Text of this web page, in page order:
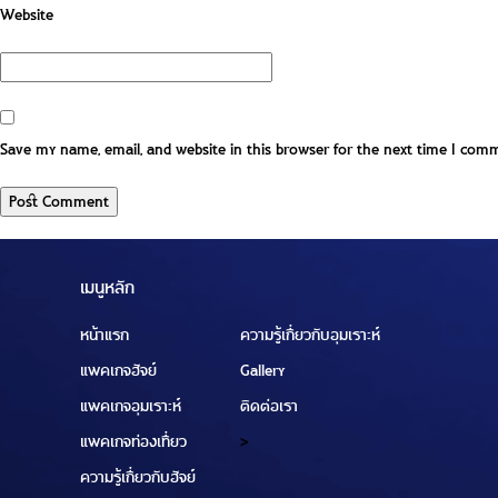
Website
Save my name, email, and website in this browser for the next time I
เมนูหลัก
หน้าแรก
แพคเกจฮัจย์
แพคเกจอุมเราะห์
แพคเกจท่องเที่ยว
ความรู้เกี่ยวกับฮัจย์
ความรู้เกี่ยวกับอุมเราะห์
Gallery
ติดต่อเรา
>